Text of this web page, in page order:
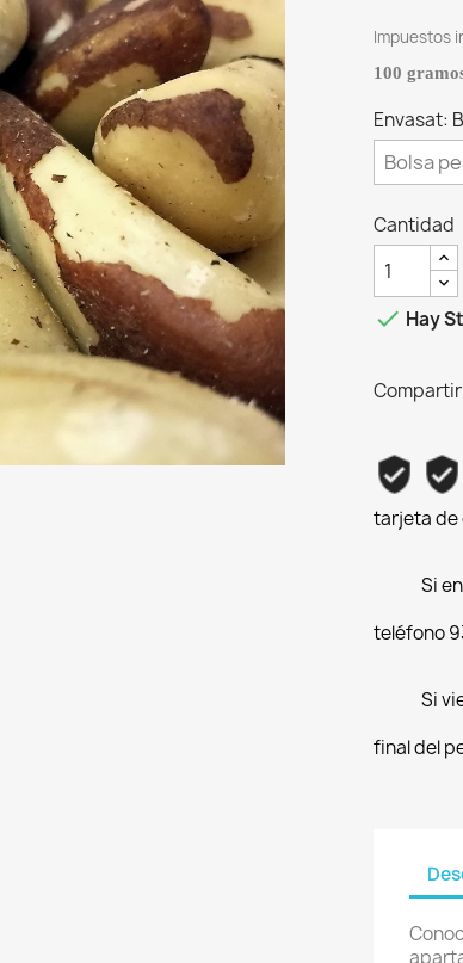
Impuestos
100
Envasat:
Cantidad
 Hay
Compartir
tarjeta de
Si
teléfono
Si
final del